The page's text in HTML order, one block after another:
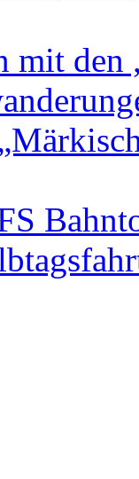
mit den